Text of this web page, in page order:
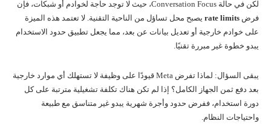
لكن في حالة Conversation Focus، حيث لا توجد حاجة لخوادم أو شبكات، فإن
فرض rate limits يصبح محل تساؤل من الناحية التقنية. لا تعتمد هذه الميزة
على خوادم خارجية أو تعديل بيانات عن بعد، مما يجعل تطبيق حدود الاستخدام
يبدو خطوة غير مبررة تقنيًا.
يبقى السؤال: لماذا تفرض Meta قيودًا على وظيفة لا تستهلك أي موارد خارجية
بعد دفع ثمن الجهاز الكامل؟ إذا لم تكن هناك تكلفة تشغيلية مترتبة على كل
دورة استخدام، ففرض حدود وأجرة شهرية يبدو غير متناسق مع طبيعة
واحتياجات النظام.